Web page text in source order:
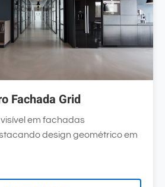
Fachada Grid
em fachadas
design geométrico em